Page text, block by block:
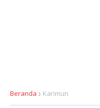
Beranda Karimun